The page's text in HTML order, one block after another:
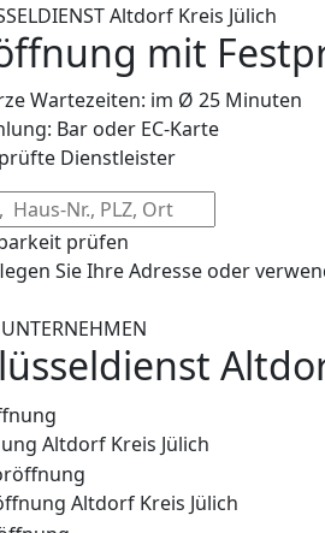
Altdorf Kreis Jülich
mit
Wartezeiten: im Ø 25 Minuten
Bar oder EC-Karte
Dienstleister
prüfen
Sie Ihre Adresse oder
Altdorf Kreis Jülich
Altdorf Kreis Jülich